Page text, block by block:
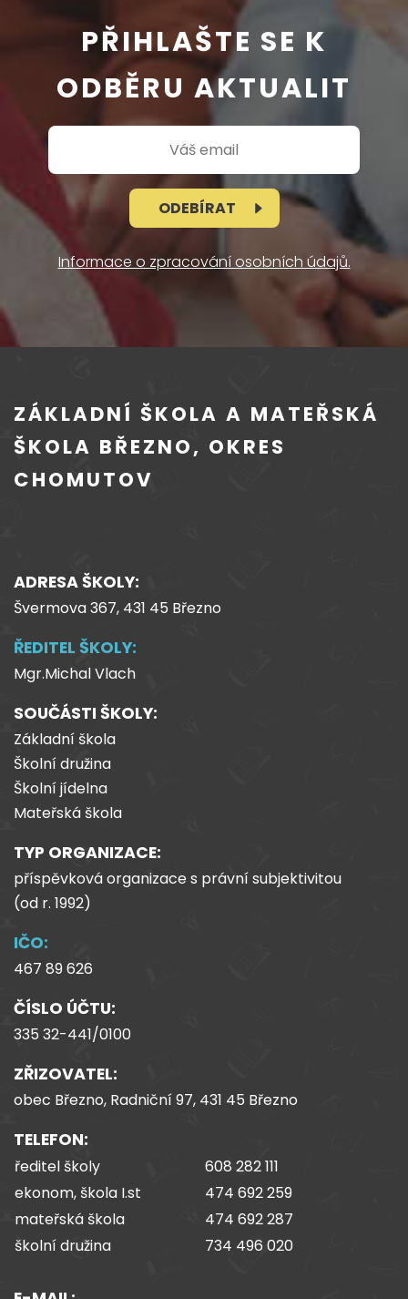
PŘIHLAŠTE SE K
ODBĚRU AKTUALIT
ODEBÍRAT
Informace o zpracování osobních údajů.
ZÁKLADNÍ ŠKOLA A MATEŘSKÁ
ŠKOLA BŘEZNO, OKRES
CHOMUTOV
ADRESA ŠKOLY:
Švermova 367, 431 45 Březno
ŘEDITEL ŠKOLY:
Mgr.Michal Vlach
SOUČÁSTI ŠKOLY:
Základní škola
Školní družina
Školní jídelna
Mateřská škola
TYP ORGANIZACE:
příspěvková organizace s právní subjektivitou
(od r. 1992)
IČO:
467 89 626
ČÍSLO ÚČTU:
335 32-441/0100
ZŘIZOVATEL:
obec Březno, Radniční 97, 431 45 Březno
TELEFON:
ředitel školy
608 282 111
ekonom, škola I.st
474 692 259
mateřská škola
474 692 287
školní družina
734 496 020